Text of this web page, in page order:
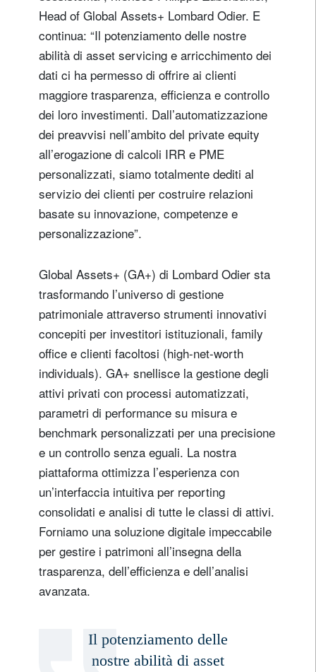
Head of Global Assets+ Lombard Odier. E
continua: “Il potenziamento delle nostre
abilità di asset servicing e arricchimento dei
dati ci ha permesso di offrire ai clienti
maggiore trasparenza, efficienza e controllo
dei loro investimenti. Dall’automatizzazione
dei preavvisi nell’ambito del private equity
all’erogazione di calcoli IRR e PME
personalizzati, siamo totalmente dediti al
servizio dei clienti per costruire relazioni
basate su innovazione, competenze e
personalizzazione”.
Global Assets+ (GA+) di Lombard Odier sta
trasformando l’universo di gestione
patrimoniale attraverso strumenti innovativi
concepiti per investitori istituzionali, family
office e clienti facoltosi (high-net-worth
individuals). GA+ snellisce la gestione degli
attivi privati con processi automatizzati,
parametri di performance su misura e
benchmark personalizzati per una precisione
e un controllo senza eguali. La nostra
piattaforma ottimizza l’esperienza con
un’interfaccia intuitiva per reporting
consolidati e analisi di tutte le classi di attivi.
Forniamo una soluzione digitale impeccabile
per gestire i patrimoni all’insegna della
trasparenza, dell’efficienza e dell’analisi
avanzata.
Il potenziamento delle
nostre abilità di asset